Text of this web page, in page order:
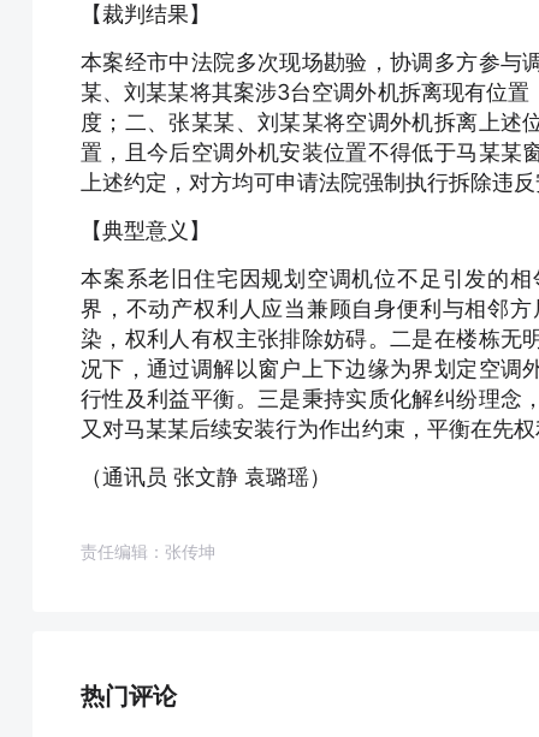
【裁判结果】
本案经市中法院多次现场勘验，协调多方参与
某、刘某某将其案涉3台空调外机拆离现有位
度；二、张某某、刘某某将空调外机拆离上述
置，且今后空调外机安装位置不得低于马某某
上述约定，对方均可申请法院强制执行拆除违
【典型意义】
本案系老旧住宅因规划空调机位不足引发的
界，不动产权利人应当兼顾自身便利与相邻
染，权利人有权主张排除妨碍。二是在楼栋无
况下，通过调解以窗户上下边缘为界划定空调
行性及利益平衡。三是秉持实质化解纠纷理念
又对马某某后续安装行为作出约束，平衡在先
（通讯员 张文静 袁璐瑶）
责任编辑：张传坤
热门评论